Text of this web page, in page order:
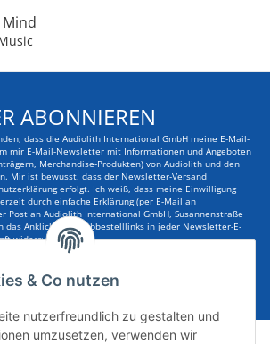
& Co nutzen
nutzerfreundlich zu gestalten und
umzusetzen, verwenden wir
ABONNIEREN
dass die Audiolith International GmbH meine E-Mail-
mir E-Mail-Newsletter mit Informationen und Angeboten
Merchandise-Produkten) von Audiolith und den
Mir ist bewusst, dass der Newsletter-Versand
erfolgt. Ich weiß, dass meine Einwilligung
durch einfache Erklärung (per E-Mail an
Post an Audiolith International GmbH, Susannenstraße
das Anklicken des Abbestelllinks in jeder Newsletter-E-
widerrufen kann.